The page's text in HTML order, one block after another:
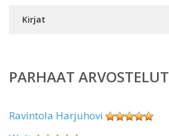
Kirjat
PARHAAT ARVOSTELUT
Ravintola Harjuhovi